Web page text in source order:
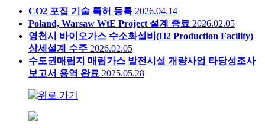
CO2 포집 기술 특허 등록 2026.04.14
Poland, Warsaw WtE Project 설계 종료 2026.02.05
영천시 바이오가스 수소화설비(H2 Production Facility)
상세설계 수주 2026.02.05
수도권매립지 매립가스 발전시설 개량사업 타당성조사
보고서 용역 완료 2025.05.28